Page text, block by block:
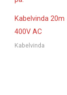
Kabelvinda 20m
400V AC
Kabelvinda